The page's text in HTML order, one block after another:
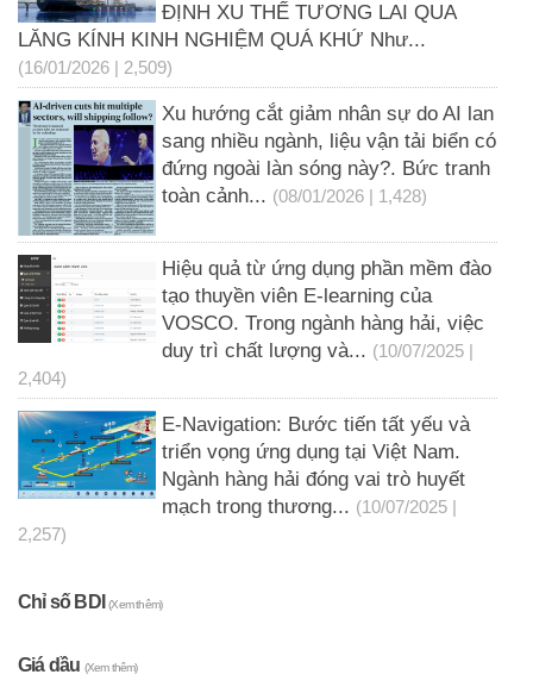
ĐỊNH XU THẾ TƯƠNG LAI QUA
LĂNG KÍNH KINH NGHIỆM QUÁ KHỨ Như...
(16/01/2026 | 2,509)
Xu hướng cắt giảm nhân sự do AI lan
sang nhiều ngành, liệu vận tải biển có
đứng ngoài làn sóng này?. Bức tranh
toàn cảnh... (08/01/2026 | 1,428)
Hiệu quả từ ứng dụng phần mềm đào
tạo thuyền viên E-learning của
VOSCO. Trong ngành hàng hải, việc
duy trì chất lượng và... (10/07/2025 |
2,404)
E-Navigation: Bước tiến tất yếu và
triển vọng ứng dụng tại Việt Nam.
Ngành hàng hải đóng vai trò huyết
mạch trong thương... (10/07/2025 |
2,257)
Chỉ số BDI(Xem thêm)
Giá dầu (Xem thêm)